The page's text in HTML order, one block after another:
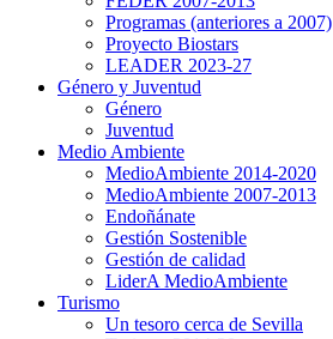
Programas (anteriores a 2007)
Proyecto Biostars
LEADER 2023-27
Género y Juventud
Género
Juventud
Medio Ambiente
MedioAmbiente 2014-2020
MedioAmbiente 2007-2013
Endoñánate
Gestión Sostenible
Gestión de calidad
LiderA MedioAmbiente
Turismo
Un tesoro cerca de Sevilla